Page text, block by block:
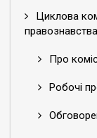
Циклова
правознавства
Про
Робочі